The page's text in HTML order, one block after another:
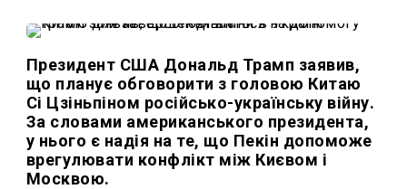
Президент США Дональд Трамп заявив,
що планує обговорити з головою Китаю
Сі Цзіньпіном російсько-українську війну.
За словами американського президента,
у нього є надія на те, що Пекін допоможе
врегулювати конфлікт між Києвом і
Москвою.